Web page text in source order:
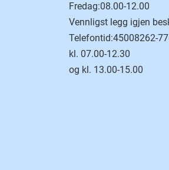
Fredag:08.00-12.00
Vennligst legg igjen
Telefontid:45008262-
kl. 07.00-12.30
og kl. 13.00-15.00